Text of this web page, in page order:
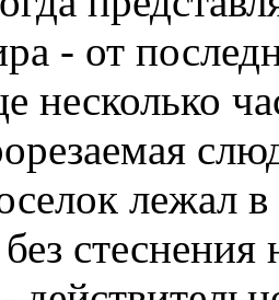
- от
несколько
лежал